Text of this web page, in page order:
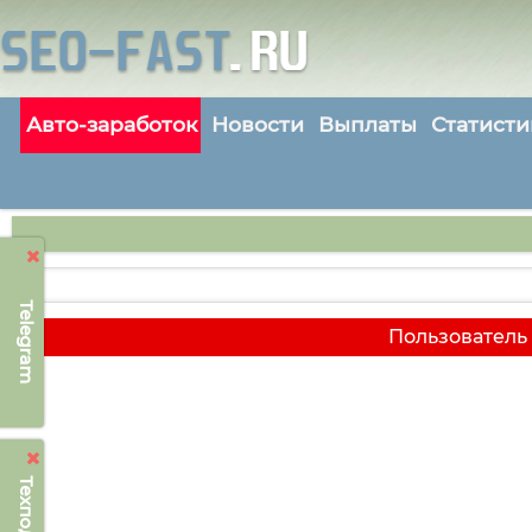
Telegram
Авто-заработок Новости Выплаты